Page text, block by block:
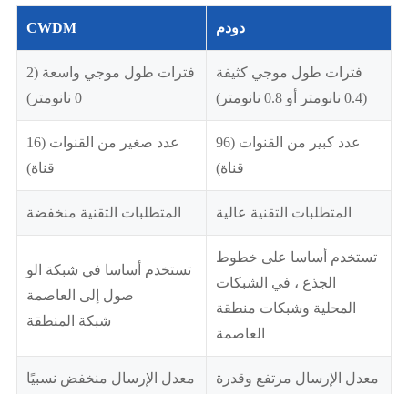
CWDM دودم
فترات طول موجي واسعة (2
0 نانومتر)
فترات طول موجي كثيفة
(0.4 نانومتر أو 0.8 نانومتر)
عدد صغير من القنوات (16
قناة)
عدد كبير من القنوات (96
قناة)
المتطلبات التقنية منخفضة المتطلبات التقنية عالية
تستخدم أساسا في شبكة الو
صول إلى العاصمة
شبكة المنطقة
تستخدم أساسا على خطوط
الجذع ، في الشبكات
المحلية وشبكات منطقة
العاصمة
معدل الإرسال منخفض نسبيًا
معدل الإرسال مرتفع وقدرة